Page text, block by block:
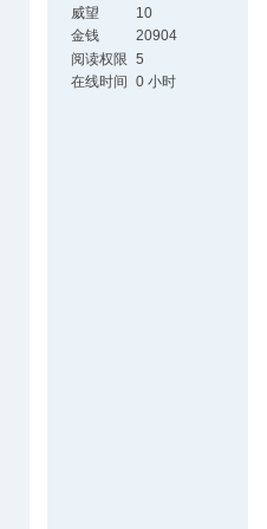
威望
10
金钱
20904
阅读权限 5
在线时间 0 小时